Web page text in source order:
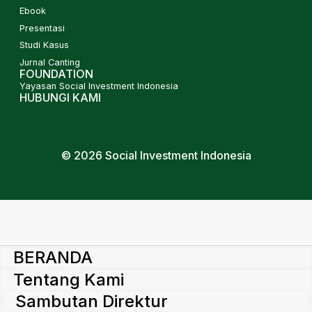
Ebook
Presentasi
Studi Kasus
Jurnal Canting
FOUNDATION
Yayasan Social Investment Indonesia
HUBUNGI KAMI
© 2026 Social Investment Indonesia
BERANDA
Tentang Kami
Sambutan Direktur